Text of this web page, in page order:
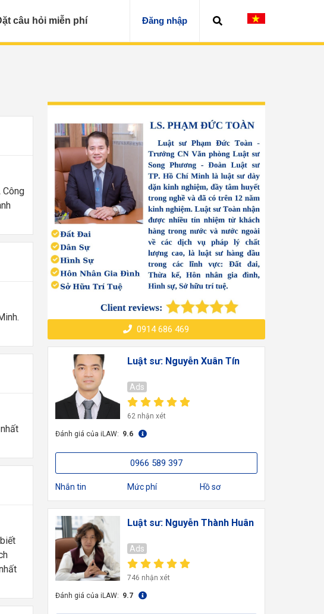
câu hỏi miễn phí Đăng nhập
Công
0914 686 469
Luật sư: Nguyễn Xuân Tín
Ads
62 nhận xét
Đánh giá của iLAW: 9.6
0966 589 397
Nhắn tin Mức phí Hồ sơ
Luật sư: Nguyễn Thành Huân
Ads
746 nhận xét
Đánh giá của iLAW: 9.7